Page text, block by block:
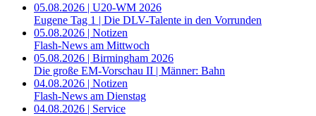
05.08.2026 | U20-WM 2026
Eugene Tag 1 | Die DLV-Talente in den Vorrunden
05.08.2026 | Notizen
Flash-News am Mittwoch
05.08.2026 | Birmingham 2026
Die große EM-Vorschau II | Männer: Bahn
04.08.2026 | Notizen
Flash-News am Dienstag
04.08.2026 | Service